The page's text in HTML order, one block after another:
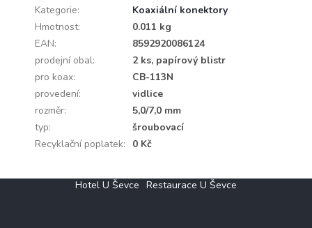
Kategorie:
Koaxiální konektory
Hmotnost:
0.011 kg
EAN:
8592920086124
prodejní obal:
2 ks, papírový blistr
pro koax:
CB-113N
provedení:
vidlice
rozměr:
5,0/7,0 mm
typ:
šroubovací
Recyklační poplatek: 0 Kč
Hotel U Ševce Restaurace U Ševce